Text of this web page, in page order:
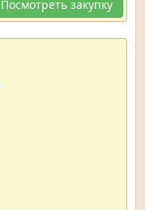
Посмотреть закупку